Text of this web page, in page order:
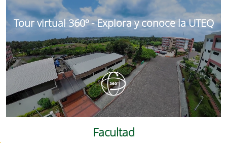
Tour virtual 360º - Explora y conoce la UTEQ
Facultad